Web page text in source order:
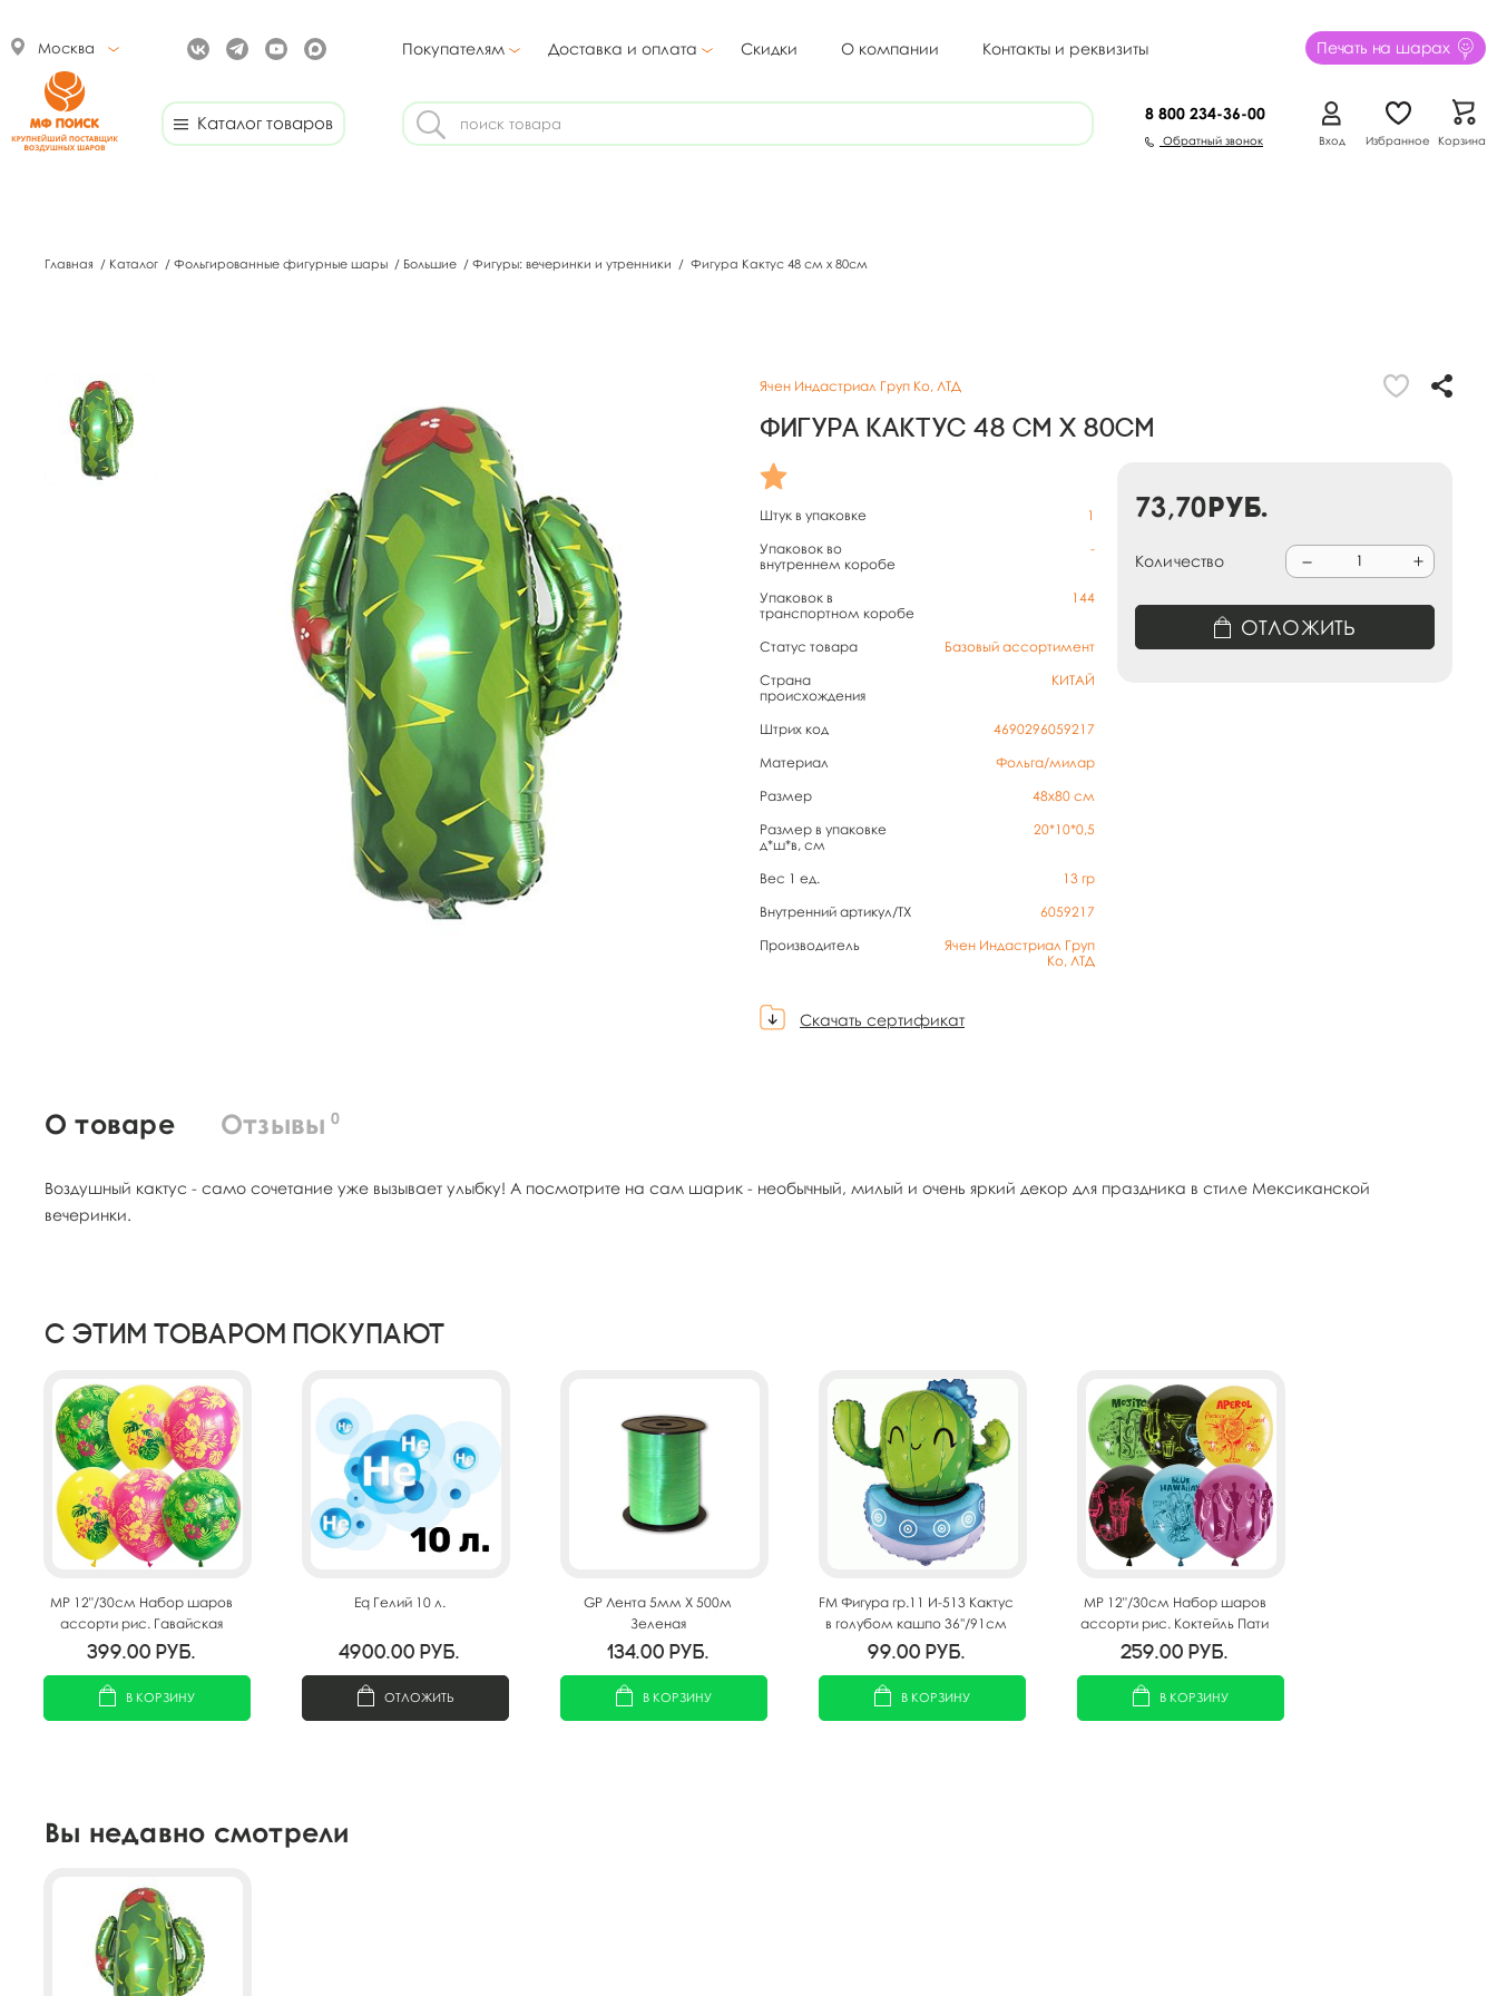
Москва Покупателям Доставка и оплата Скидки О компании Контакты и реквизиты Печать на шарах
Каталог товаров 8 800 234-36-00
Обратный звонок Вход Избранное Корзина
Главная / Каталог / Фольгированные фигурные шары / Большие / Фигуры: вечеринки и утренники / Фигура Кактус 48 см х 80см
Ячен Индастриал Груп Ко, ЛТД
Фигура Кактус 48 см х 80см
Штук в упаковке
1
Упаковок во
внутреннем коробе
-
Упаковок в
транспортном коробе
144
Статус товара
Базовый ассортимент
Страна
происхождения
КИТАЙ
Штрих код
4690296059217
Материал
Фольга/милар
Размер
48х80 см
Размер в упаковке
д*ш*в, см
20*10*0,5
Вес 1 ед. 13 гр
Внутренний артикул/TX
6059217
Производитель
Ячен Индастриал Груп
Ко, ЛТД
Скачать сертификат
73,70руб.
Количество
ОТЛОЖИТЬ
О товаре Отзывы 0
Воздушный кактус - само сочетание уже вызывает улыбку! А посмотрите на сам шарик - необычный, милый и очень яркий декор для праздника в стиле Мексиканской
вечеринки.
С этим товаром покупают
MP 12"/30см Набор шаров
ассорти рис. Гавайская
Вечеринка 25шт
399.00 руб.
В КОРЗИНУ
Eq Гелий 10 л.
4900.00 руб.
ОТЛОЖИТЬ
GP Лента 5мм X 500м
Зеленая
134.00 руб.
В КОРЗИНУ
FM Фигура гр.11 И-513 Кактус
в голубом кашпо 36''/91см
99.00 руб.
В КОРЗИНУ
MP 12"/30см Набор шаров
ассорти рис. Коктейль Пати
25шт
259.00 руб.
В КОРЗИНУ
Вы недавно смотрели